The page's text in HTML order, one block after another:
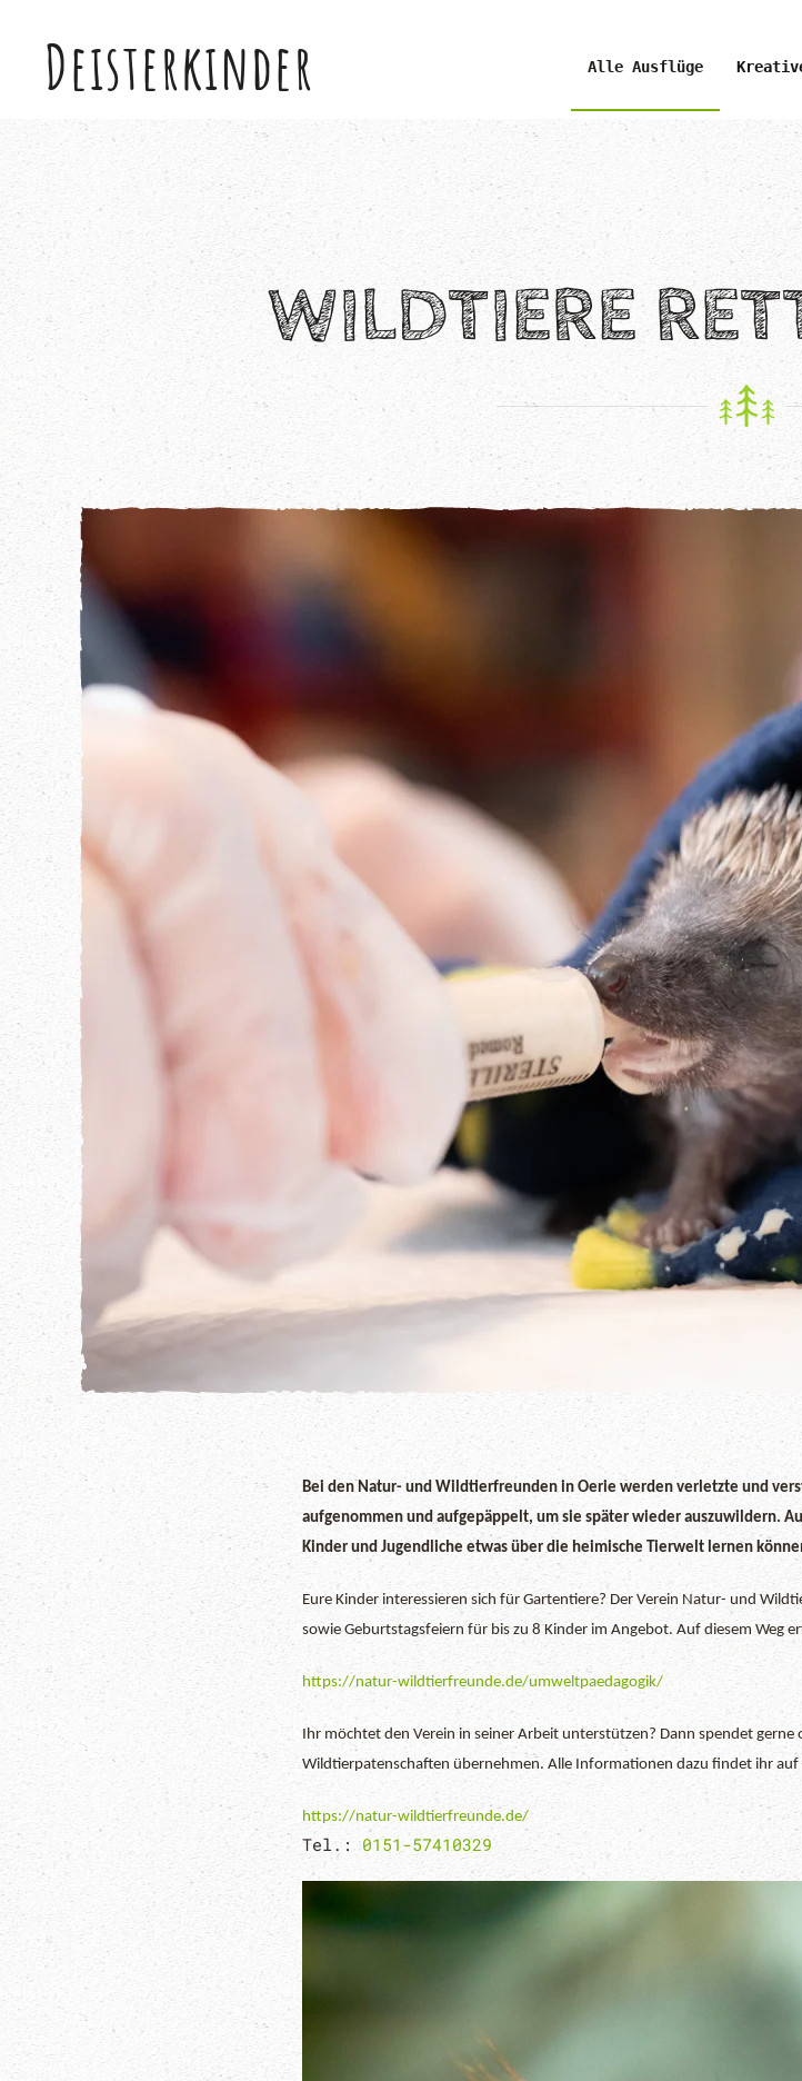
Skip to main content
Deisterkinder Alle Ausflüge
WILDTIERE
Bei den Natur- und Wildtierfreunden in Oerie werden verletzte und
aufgenommen und aufgepäppelt, um sie später wieder auszuwildern.
Kinder und Jugendliche etwas über die heimische Tierwelt lernen
Eure Kinder interessieren sich für Gartentiere? Der Verein Natur- und
sowie Geburtstagsfeiern für bis zu 8 Kinder im Angebot. Auf diesem Weg
https://natur-wildtierfreunde.de/umweltpaedagogik/
Ihr möchtet den Verein in seiner Arbeit unterstützen? Dann spendet
Wildtierpatenschaften übernehmen. Alle Informationen dazu findet ihr auf
https://natur-wildtierfreunde.de/
Tel.: 0151-57410329